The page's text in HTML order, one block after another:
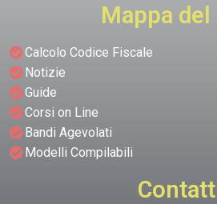
Mappa
Calcolo Codice Fiscale
Notizie
Guide
Corsi on Line
Bandi Agevolati
Modelli Compilabili